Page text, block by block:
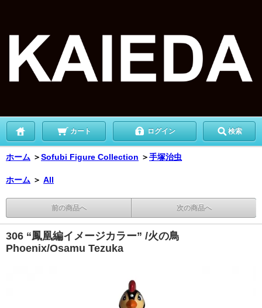
カート ログイン 検索
ホーム ＞Sofubi Figure Collection ＞手塚治虫
ホーム ＞ All
前の商品へ 次の商品へ
306 “鳳凰編イメージカラー” /火の鳥
Phoenix/Osamu Tezuka